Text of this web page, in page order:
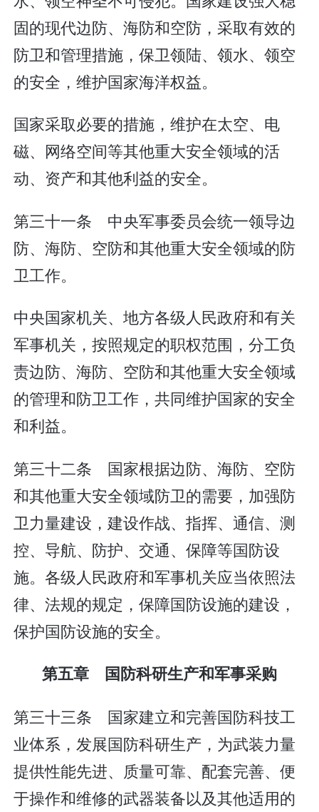
固的现代边防、海防和空防，采取有效的
防卫和管理措施，保卫领陆、领水、领空
的安全，维护国家海洋权益。
国家采取必要的措施，维护在太空、电
磁、网络空间等其他重大安全领域的活
动、资产和其他利益的安全。
第三十一条 中央军事委员会统一领导边
防、海防、空防和其他重大安全领域的防
卫工作。
中央国家机关、地方各级人民政府和有关
军事机关，按照规定的职权范围，分工负
责边防、海防、空防和其他重大安全领域
的管理和防卫工作，共同维护国家的安全
和利益。
第三十二条 国家根据边防、海防、空防
和其他重大安全领域防卫的需要，加强防
卫力量建设，建设作战、指挥、通信、测
控、导航、防护、交通、保障等国防设
施。各级人民政府和军事机关应当依照法
律、法规的规定，保障国防设施的建设，
保护国防设施的安全。
第五章 国防科研生产和军事采购
第三十三条 国家建立和完善国防科技工
业体系，发展国防科研生产，为武装力量
提供性能先进、质量可靠、配套完善、便
于操作和维修的武器装备以及其他适用的